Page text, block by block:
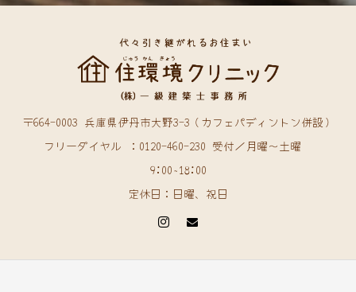
〒664-0003 兵庫県伊丹市大野3-3（カフェパディントン併設）
フリーダイヤル ：0120-460-230 受付／月曜〜土曜
9:00~18:00
定休日：日曜、祝日